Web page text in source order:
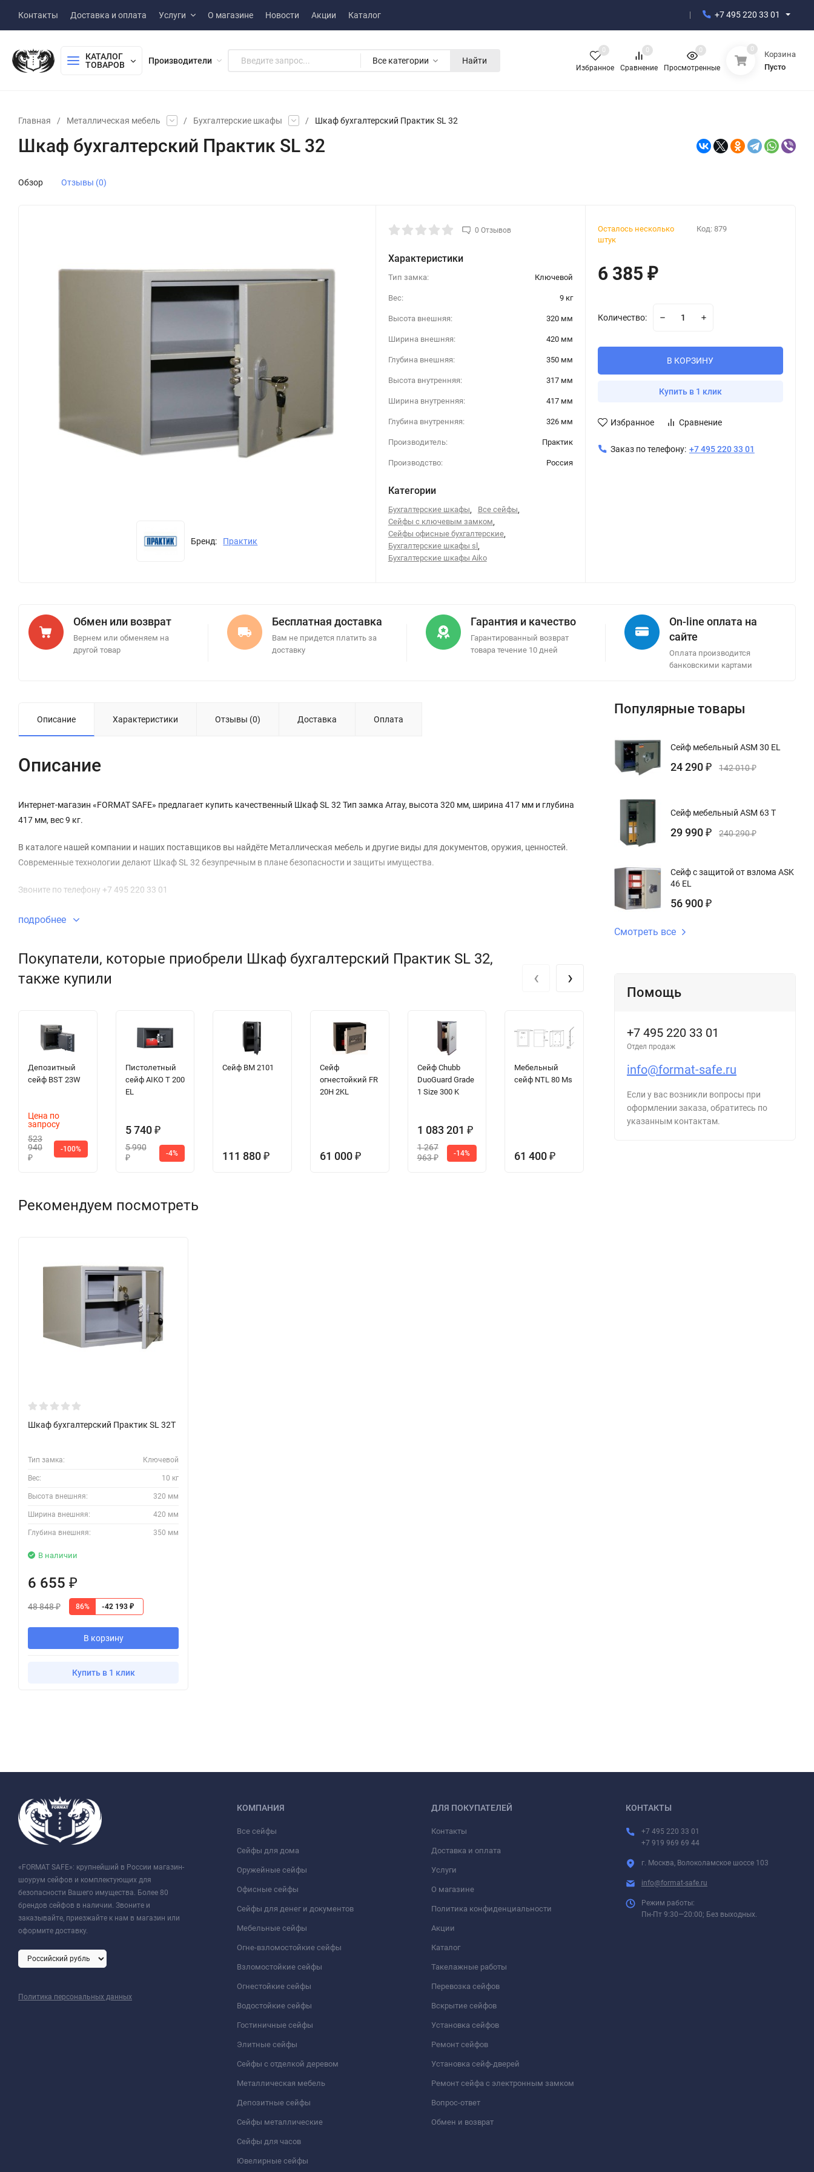
Контакты Доставка и оплата Услуги О магазине Новости Акции Каталог +7 495 220 33 01
КАТАЛОГ
ТОВАРОВ
Производители Все категории Найти
Избранное
0
Сравнение
0
Просмотренные
0 0
Корзина
Пусто
Главная / Металлическая мебель / Бухгалтерские шкафы / Шкаф бухгалтерский Практик SL 32
Шкаф бухгалтерский Практик SL 32
Обзор Отзывы (0)
Бренд: Практик
0 Отзывов
Характеристики
Тип замка: Ключевой
Вес: 9 кг
Высота внешняя: 320 мм
Ширина внешняя: 420 мм
Глубина внешняя: 350 мм
Высота внутренняя: 317 мм
Ширина внутренняя: 417 мм
Глубина внутренняя: 326 мм
Производитель: Практик
Производство: Россия
Категории
Бухгалтерские шкафы, Все сейфы,
Сейфы с ключевым замком,
Сейфы офисные бухгалтерские,
Бухгалтерские шкафы sl ,
Бухгалтерские шкафы Aiko
Осталось несколько
штук
Код: 879
6 385 ₽
Количество:
В КОРЗИНУ
Купить в 1 клик
Избранное Сравнение
Заказ по телефону: +7 495 220 33 01
Обмен или возврат
Вернем или обменяем на
другой товар
Бесплатная доставка
Вам не придется платить за
доставку
Гарантия и качество
Гарантированный возврат
товара течение 10 дней
On-line оплата на
сайте
Оплата производится
банковскими картами
Описание Характеристики Отзывы (0) Доставка Оплата
Описание
Интернет-магазин «FORMAT SAFE» предлагает купить качественный Шкаф SL 32 Тип замка Array, высота 320 мм, ширина 417 мм и глубина
417 мм, вес 9 кг.
В каталоге нашей компании и наших поставщиков вы найдёте Металлическая мебель и другие виды для документов, оружия, ценностей.
Современные технологии делают Шкаф SL 32 безупречным в плане безопасности и защиты имущества.
Звоните по телефону +7 495 220 33 01
подробнее
Покупатели, которые приобрели Шкаф бухгалтерский Практик SL 32,
также купили
Депозитный
сейф BST 23W
Цена по
запросу
523
940
₽
-100%
Пистолетный
сейф AIKO T 200
EL
5 740 ₽
5 990
₽
-4%
Сейф BM 2101
111 880₽
Сейф
огнестойкий FR
20H 2KL
61 000 ₽
Сейф Chubb
DuoGuard Grade
1 Size 300 K
1 083 201 ₽
1 267
963₽
-14%
Мебельный
сейф NTL 80 Ms
61 400₽
Сейф с
взлома MTD 38
F60 S
Аксессуар
Triple Aluminium
‹ ›
Рекомендуем посмотреть
Шкаф бухгалтерский Практик SL 32T
Тип замка: Ключевой
Вес: 10 кг
Высота внешняя: 320 мм
Ширина внешняя: 420 мм
Глубина внешняя: 350 мм
В наличии
6 655 ₽
48 848₽ 86% -42 193 ₽
В корзину
Купить в 1 клик
Популярные товары
Сейф мебельный ASM 30 EL
24 290 ₽ 142 010₽
Сейф мебельный ASM 63 T
29 990 ₽ 240 290₽
Сейф с защитой от взлома ASK
46 EL
56 900 ₽
Смотреть все
Помощь
+7 495 220 33 01
Отдел продаж
info@format-safe.ru
Если у вас возникли вопросы при
оформлении заказа, обратитесь по
указанным контактам.
«FORMAT SAFE»: крупнейший в России магазин-
шоурум сейфов и комплектующих для
безопасности Вашего имущества. Более 80
брендов сейфов в наличии. Звоните и
заказывайте, приезжайте к нам в магазин или
оформите доставку.
Политика персональных данных
КОМПАНИЯ
Все сейфы
Сейфы для дома
Оружейные сейфы
Офисные сейфы
Сейфы для денег и документов
Мебельные сейфы
Огне-взломостойкие сейфы
Взломостойкие сейфы
Огнестойкие сейфы
Водостойкие сейфы
Гостиничные сейфы
Элитные сейфы
Сейфы с отделкой деревом
Металлическая мебель
Депозитные сейфы
Сейфы металлические
Сейфы для часов
Ювелирные сейфы
ДЛЯ ПОКУПАТЕЛЕЙ
Контакты
Доставка и оплата
Услуги
О магазине
Политика конфиденциальности
Акции
Каталог
Такелажные работы
Перевозка сейфов
Вскрытие сейфов
Установка сейфов
Ремонт сейфов
Установка сейф-дверей
Ремонт сейфа с электронным замком
Вопрос-ответ
Обмен и возврат
КОНТАКТЫ
+7 495 220 33 01
+7 919 969 69 44
г. Москва, Волоколамское шоссе 103
info@format-safe.ru
Режим работы:
Пн-Пт 9:30—20:00; Без выходных.